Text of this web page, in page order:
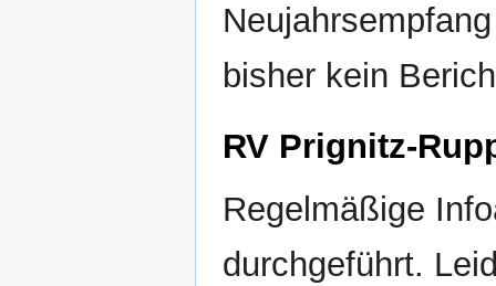
bisher kein
RV Prignitz-
Regelmäßige
durchgeführt.